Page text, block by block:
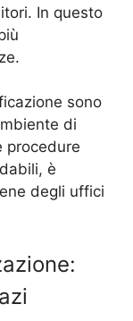
In questo
sono
di
procedure
è
degli uffici